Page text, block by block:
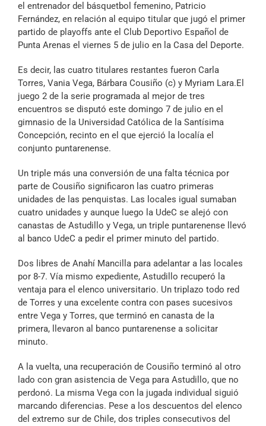
el entrenador del básquetbol femenino, Patricio
Fernández, en relación al equipo titular que jugó el primer
partido de playoffs ante el Club Deportivo Español de
Punta Arenas el viernes 5 de julio en la Casa del Deporte.
Es decir, las cuatro titulares restantes fueron Carla
Torres, Vania Vega, Bárbara Cousiño (c) y Myriam Lara.El
juego 2 de la serie programada al mejor de tres
encuentros se disputó este domingo 7 de julio en el
gimnasio de la Universidad Católica de la Santísima
Concepción, recinto en el que ejerció la localía el
conjunto puntarenense.
Un triple más una conversión de una falta técnica por
parte de Cousiño significaron las cuatro primeras
unidades de las penquistas. Las locales igual sumaban
cuatro unidades y aunque luego la UdeC se alejó con
canastas de Astudillo y Vega, un triple puntarenense llevó
al banco UdeC a pedir el primer minuto del partido.
Dos libres de Anahí Mancilla para adelantar a las locales
por 8-7. Vía mismo expediente, Astudillo recuperó la
ventaja para el elenco universitario. Un triplazo todo red
de Torres y una excelente contra con pases sucesivos
entre Vega y Torres, que terminó en canasta de la
primera, llevaron al banco puntarenense a solicitar
minuto.
A la vuelta, una recuperación de Cousiño terminó al otro
lado con gran asistencia de Vega para Astudillo, que no
perdonó. La misma Vega con la jugada individual siguió
marcando diferencias. Pese a los descuentos del elenco
del extremo sur de Chile, dos triples consecutivos del